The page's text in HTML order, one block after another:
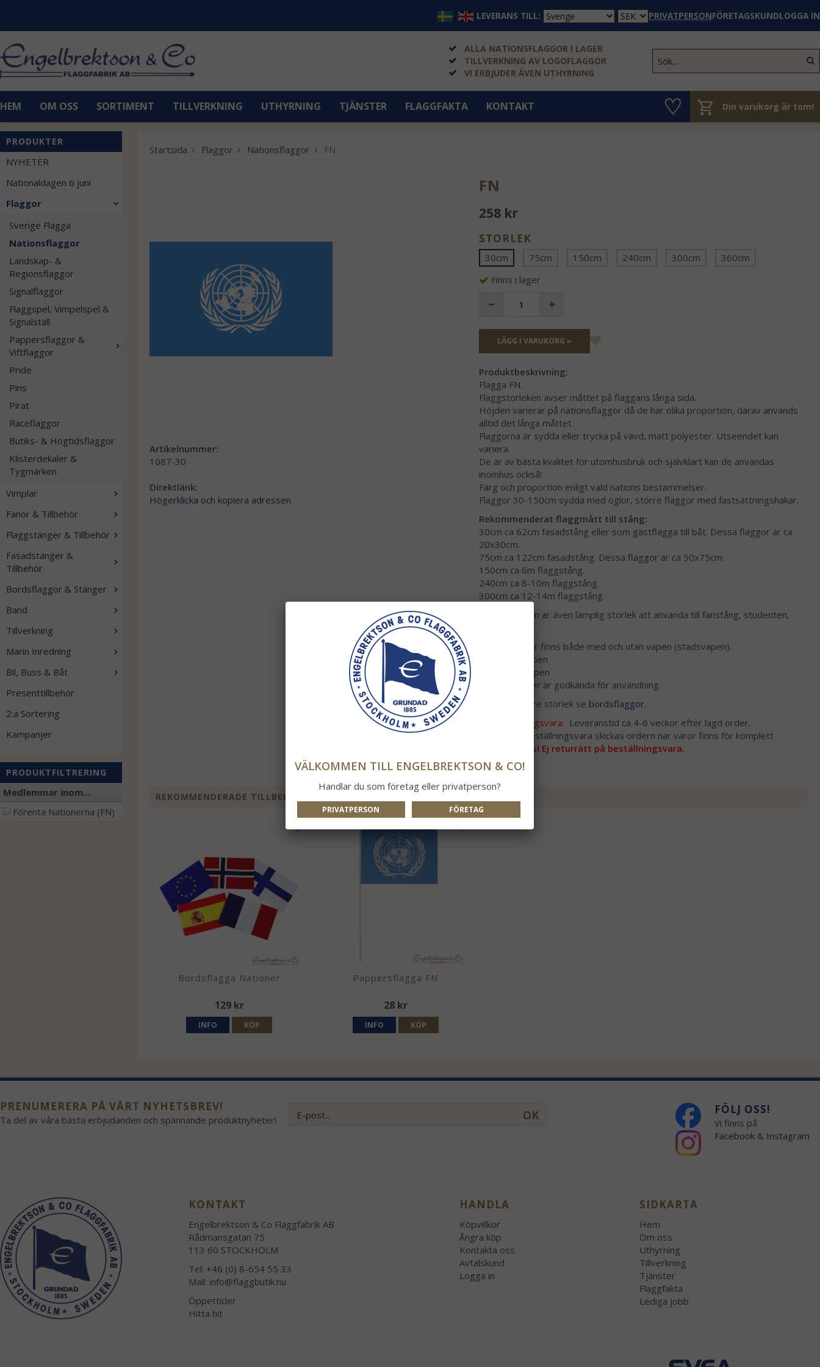
LEVERANS TILL: PRIVATPERSONFÖRETAGSKUNDLOGGA IN
ALLA NATIONSFLAGGOR I LAGER
TILLVERKNING AV LOGOFLAGGOR
VI ERBJUDER ÄVEN UTHYRNING
HEM OM OSS SORTIMENT TILLVERKNING UTHYRNING TJÄNSTER FLAGGFAKTA KONTAKT Din varukorg är tom!
PRODUKTER
NYHETER
Nationaldagen 6 juni
Flaggor
Sverige Flagga
Nationsflaggor
Landskap- &
Regionsflaggor
Signalflaggor
Flaggspel, Vimpelspel &
Signalställ
Pappersflaggor &
Viftflaggor
Pride
Pins
Pirat
Raceflaggor
Butiks- & Högtidsflaggor
Klisterdekaler &
Tygmärken
Vimplar
Fanor & Tillbehör
Flaggstänger & Tillbehör
Fasadstänger &
Tillbehör
Bordsflaggor & Stänger
Band
Tillverkning
Marin Inredning
Bil, Buss & Båt
Presenttillbehör
2:a Sortering
Kampanjer
PRODUKTFILTRERING
Medlemmar inom...
Förenta Nationerna (FN)
Startsida Flaggor Nationsflaggor FN
FN
258 kr
STORLEK
30cm 75cm 150cm 240cm 300cm
360cm
Finns i lager
LÄGG I VARUKORG »
Produktbeskrivning:
Flagga FN.
Flaggstorleken avser måttet på flaggans långa sida.
Höjden varierar på nationsflaggor då de har olika proportion, därav används
alltid det långa måttet.
Flaggorna är sydda eller trycka på vävd, matt polyester. Utseendet kan
variera.
De är av bästa kvalitet för utomhusbruk och självklart kan de användas
inomhus också!
Färg och proportion enligt vald nations bestämmelser.
Flaggor 30-150cm sydda med öglor, större flaggor med fastsättningshakar.
Rekommenderat flaggmått till stång:
30cm ca 62cm fasadstång eller som gästflagga till båt. Dessa flaggor är ca
20x30cm.
75cm ca 122cm fasadstång. Dessa flaggor är ca 50x75cm.
150cm ca 6m flaggstång.
240cm ca 8-10m flaggstång.
300cm ca 12-14m flaggstång.
Storlek 150cm är även lämplig storlek att använda till fanstång, studenten,
Vissa nationer finns både med och utan vapen (stadsvapen).
UV = utan vapen
MV = med vapen
Båda varianter är godkända för användning.
Önskas mindre storlek se bordsflaggor.
Vid beställningsvara: Leveranstid ca 4-6 veckor efter lagd order.
Vid köp av beställningsvara skickas ordern när varor finns för komplett
Obs! Ej returrätt på beställningsvara.
Artikelnummer:
1087-30
Direktlänk:
Högerklicka och kopiera adressen
REKOMMENDERADE TILLBEHÖR TILL DENNA PRODUKT
Bordsflagga Nationer
129 kr
INFO KÖP
Pappersflagga FN
28 kr
INFO KÖP
PRENUMERERA PÅ VÅRT NYHETSBREV!
Ta del av våra bästa erbjudanden och spännande produktnyheter! OK FÖLJ OSS!
Vi finns på
Facebook & Instagram
KONTAKT
Engelbrektson & Co Flaggfabrik AB
Rådmansgatan 75
113 60 STOCKHOLM
Tel: +46 (0) 8-654 55 33
Mail: info@flaggbutik.nu
Öppettider
Hitta hit
HANDLA
Köpvillkor
Ångra köp
Kontakta oss
Avtalskund
Logga in
SIDKARTA
Hem
Om oss
Uthyrning
Tillverkning
Tjänster
Flaggfakta
Lediga jobb
VÄLKOMMEN TILL ENGELBREKTSON & CO!
Handlar du som företag eller privatperson?
PRIVATPERSON FÖRETAG